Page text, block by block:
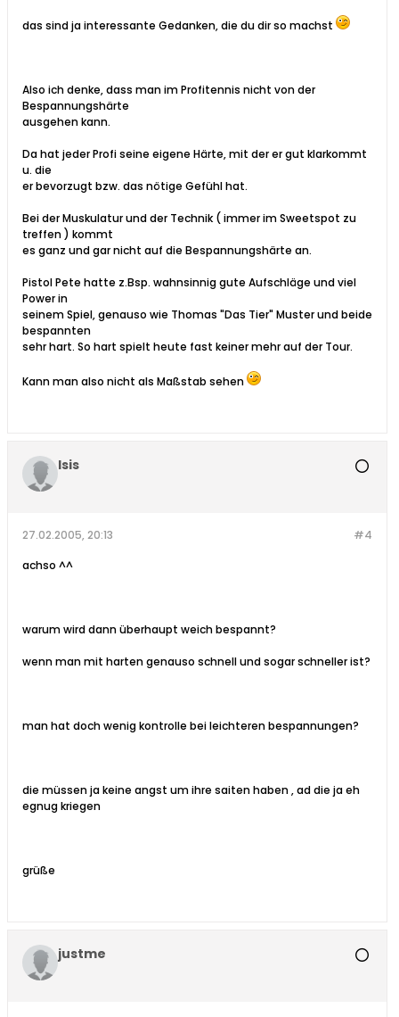
das sind ja interessante Gedanken, die du dir so machst
Also ich denke, dass man im Profitennis nicht von der
Bespannungshärte
ausgehen kann.
Da hat jeder Profi seine eigene Härte, mit der er gut klarkommt
u. die
er bevorzugt bzw. das nötige Gefühl hat.
Bei der Muskulatur und der Technik ( immer im Sweetspot zu
treffen ) kommt
es ganz und gar nicht auf die Bespannungshärte an.
Pistol Pete hatte z.Bsp. wahnsinnig gute Aufschläge und viel
Power in
seinem Spiel, genauso wie Thomas "Das Tier" Muster und beide
bespannten
sehr hart. So hart spielt heute fast keiner mehr auf der Tour.
Kann man also nicht als Maßstab sehen
Isis
#4
27.02.2005, 20:13
achso ^^
warum wird dann überhaupt weich bespannt?
wenn man mit harten genauso schnell und sogar schneller ist?
man hat doch wenig kontrolle bei leichteren bespannungen?
die müssen ja keine angst um ihre saiten haben , ad die ja eh
egnug kriegen
grüße
justme